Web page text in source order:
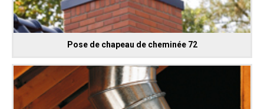
Pose de chapeau de cheminée 72